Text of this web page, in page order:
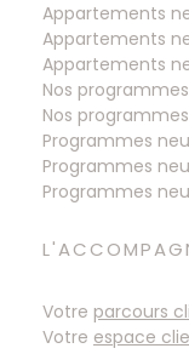
Appartements
Appartements
Appartements
Nos
Nos
Programmes
Programmes
Programmes
Votre parcours
Votre espace